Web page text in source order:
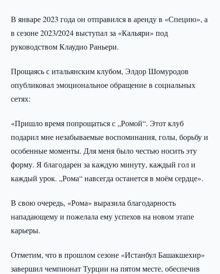
В январе 2023 года он отправился в аренду в «Специю», а
в сезоне 2023/2024 выступал за «Кальяри» под
руководством Клаудио Раньери.
Прощаясь с итальянским клубом, Элдор Шомуродов
опубликовал эмоциональное обращение в социальных
сетях:
«Пришло время попрощаться с „Ромой“. Этот клуб
подарил мне незабываемые воспоминания, голы, борьбу и
особенные моменты. Для меня было честью носить эту
форму. Я благодарен за каждую минуту, каждый гол и
каждый урок. „Рома“ навсегда останется в моём сердце».
В свою очередь, «Рома» выразила благодарность
нападающему и пожелала ему успехов на новом этапе
карьеры.
Отметим, что в прошлом сезоне «Истанбул Башакшехир»
завершил чемпионат Турции на пятом месте, обеспечив